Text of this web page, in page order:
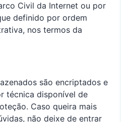
Civil da Internet ou por
definido por ordem
nos termos da
são encriptados e
técnica disponível de
Caso queira mais
não deixe de entrar